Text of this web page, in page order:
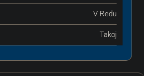
V Redu
Takoj